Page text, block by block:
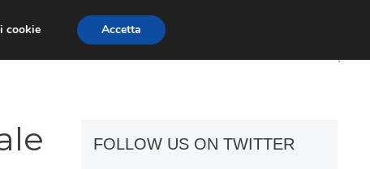
ART GOSSIP FIERE GALLERIE
FOLLOW US ON TWITTER
cookie
Accetta